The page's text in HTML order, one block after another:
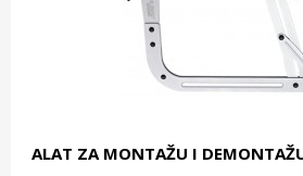
ALAT ZA MONTAŽU I